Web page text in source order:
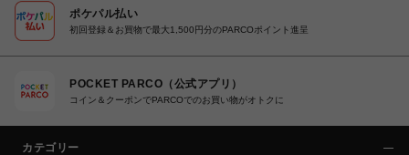
ポケパル払い
初回登録＆お買物で最大1,500円分のPARCOポイント進呈
POCKET PARCO（公式アプリ）
コイン＆クーポンでPARCOでのお買い物がオトクに
カテゴリー